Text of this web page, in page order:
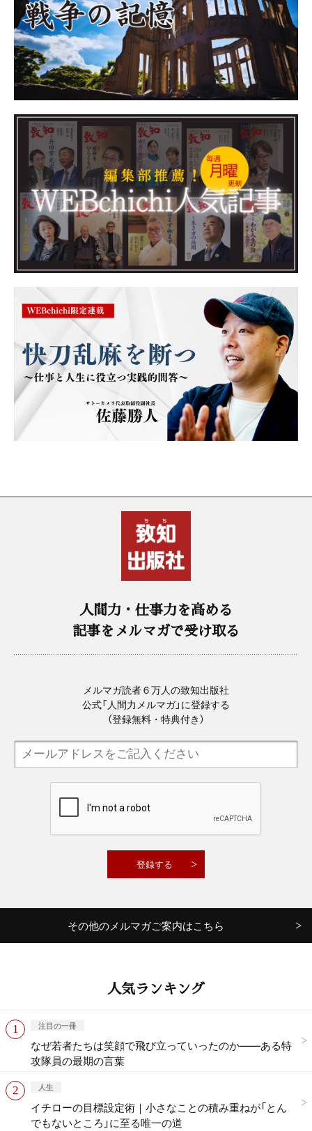
人間力・仕事力を高める
記事をメルマガで受け取る
メルマガ読者６万人の致知出版社
公式「人間力メルマガ」に登録する
（登録無料・特典付き）
その他のメルマガご案内はこちら
人気ランキング
注目の一冊
なぜ若者たちは笑顔で飛び立っていったのか——ある特
攻隊員の最期の言葉
人生
イチローの目標設定術｜小さなことの積み重ねが「とん
でもないところ」に至る唯一の道